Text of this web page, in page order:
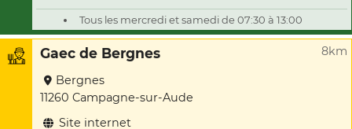
Tous les mercredi et samedi de 07:30 à 13:00
Gaec de Bergnes 8km
Bergnes
11260 Campagne-sur-Aude
Site internet